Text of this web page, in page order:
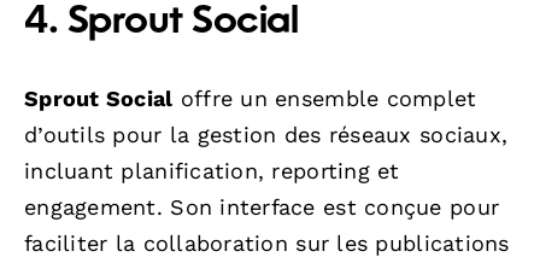
4. Sprout Social
Sprout Social offre un ensemble complet
d’outils pour la gestion des réseaux sociaux,
incluant planification, reporting et
engagement. Son interface est conçue pour
faciliter la collaboration sur les publications